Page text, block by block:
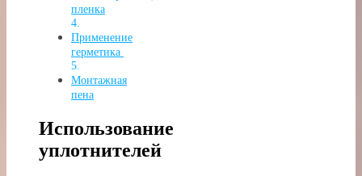
пленка
Применение
герметика
Монтажная
пена
Использование
уплотнителей